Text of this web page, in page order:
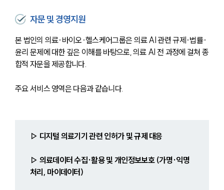
자문 및 경영지원
본 법인의 의료·바이오·헬스케어그룹은 의료 AI 관련 규제·법률·
윤리 문제에 대한 깊은 이해를 바탕으로, 의료 AI 전 과정에 걸쳐 종
합적 자문을 제공합니다.
주요 서비스 영역은 다음과 같습니다.
▷ 디지털 의료기기 관련 인허가 및 규제 대응
▷ 의료데이터 수집·활용 및 개인정보보호 (가명·익명
처리, 마이데이터)